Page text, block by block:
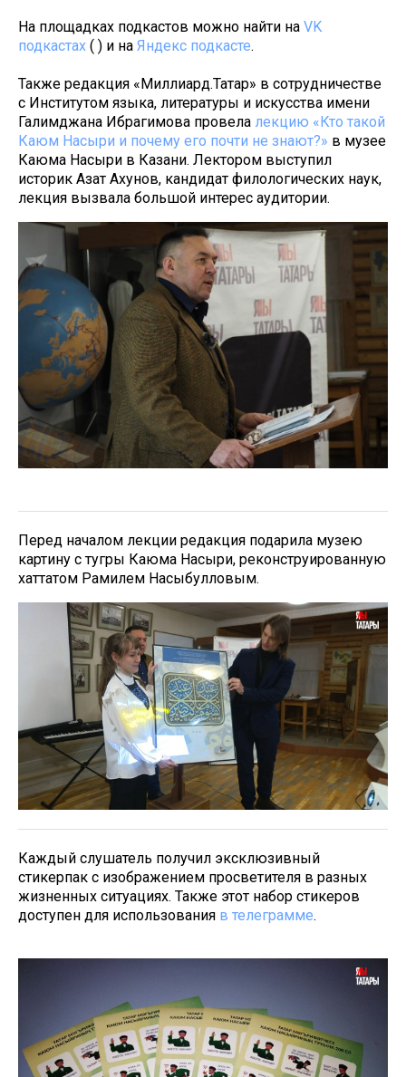
На площадках подкастов можно найти на VK
подкастах ( ) и на Яндекс подкасте.
Также редакция «Миллиард.Татар» в сотрудничестве
с Институтом языка, литературы и искусства имени
Галимджана Ибрагимова провела лекцию «Кто такой
Каюм Насыри и почему его почти не знают?» в музее
Каюма Насыри в Казани. Лектором выступил
историк Азат Ахунов, кандидат филологических наук,
лекция вызвала большой интерес аудитории.
Перед началом лекции редакция подарила музею
картину с тугры Каюма Насыри, реконструированную
хаттатом Рамилем Насыбулловым.
Каждый слушатель получил эксклюзивный
стикерпак с изображением просветителя в разных
жизненных ситуациях. Также этот набор стикеров
доступен для использования в телеграмме.